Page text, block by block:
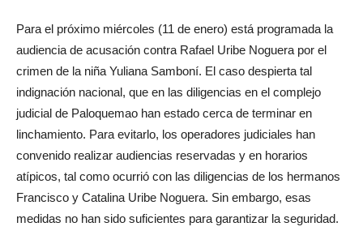
Para el próximo miércoles (11 de enero) está programada la
audiencia de acusación contra Rafael Uribe Noguera por el
crimen de la niña Yuliana Samboní. El caso despierta tal
indignación nacional, que en las diligencias en el complejo
judicial de Paloquemao han estado cerca de terminar en
linchamiento. Para evitarlo, los operadores judiciales han
convenido realizar audiencias reservadas y en horarios
atípicos, tal como ocurrió con las diligencias de los hermanos
Francisco y Catalina Uribe Noguera. Sin embargo, esas
medidas no han sido suficientes para garantizar la seguridad.